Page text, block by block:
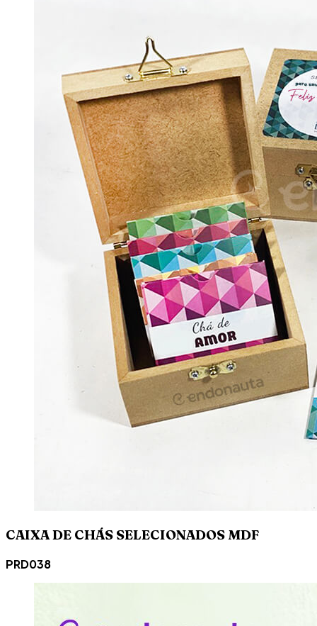
CAIXA DE CHÁS SELECIONADOS MDF
PRD038